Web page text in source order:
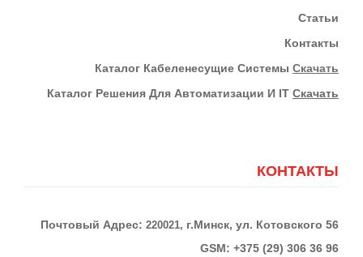
Статьи
Контакты
КАталог Кабеленесущие Системы Скачать
Каталог Решения Для Автоматизации И IT Скачать
КОНТАКТЫ
Почтовый Адрес: 220021, г.Минск, ул. Котовского 56
GSM: +375 (29) 306 36 96